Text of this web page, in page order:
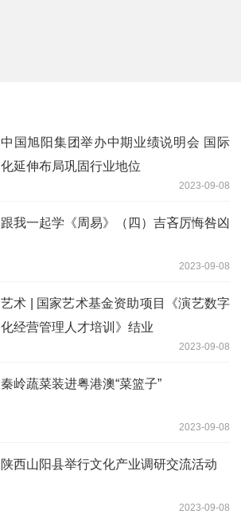
中国旭阳集团举办中期业绩说明会 国际
化延伸布局巩固行业地位
2023-09-08
跟我一起学《周易》（四）吉吝厉悔咎凶
2023-09-08
艺术 | 国家艺术基金资助项目《演艺数字
化经营管理人才培训》结业
2023-09-08
秦岭蔬菜装进粤港澳“菜篮子”
2023-09-08
陕西山阳县举行文化产业调研交流活动
2023-09-08